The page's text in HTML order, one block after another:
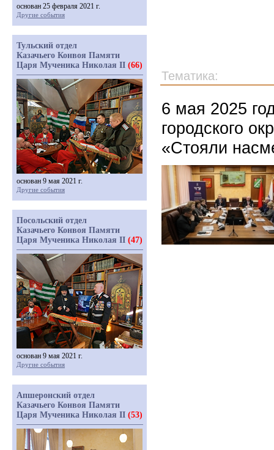
Тематика:
6 мая 2025
городского
«Стояли
основан 25 февраля 2021 г.
Другие события
Тульский отдел
Казачьего Конвоя Памяти
Царя Мученика Николая II (66)
основан 9 мая 2021 г.
Другие события
Посольский отдел
Казачьего Конвоя Памяти
Царя Мученика Николая II (47)
основан 9 мая 2021 г.
Другие события
Апшеронский отдел
Казачьего Конвоя Памяти
Царя Мученика Николая II (53)